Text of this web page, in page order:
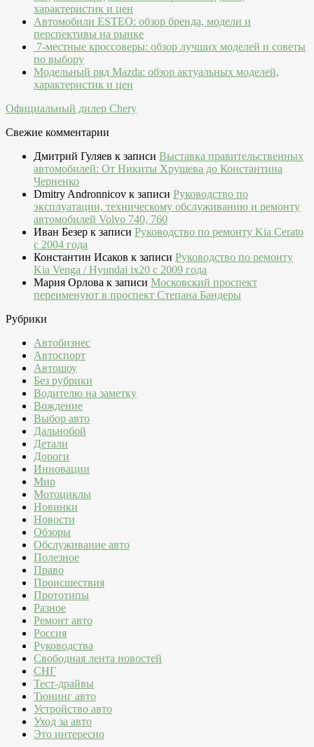
характеристик и цен
Автомобили ESTEO: обзор бренда, модели и
перспективы на рынке
7-местные кроссоверы: обзор лучших моделей и советы
по выбору
Модельный ряд Mazda: обзор актуальных моделей,
характеристик и цен
Официальный дилер Chery
Свежие комментарии
Дмитрий Гуляев к записи Выставка правительственных
автомобилей: От Никиты Хрущева до Константина
Черненко
Dmitry Andronnicov к записи Руководство по
эксплуатации, техническому обслуживанию и ремонту
автомобилей Volvo 740, 760
Иван Безер к записи Руководство по ремонту Kia Cerato
c 2004 года
Константин Исаков к записи Руководство по ремонту
Kia Venga / Hyundai ix20 c 2009 года
Мария Орлова к записи Московский проспект
переименуют в проспект Степана Бандеры
Рубрики
Автобизнес
Автоспорт
Автошоу
Без рубрики
Водителю на заметку
Вождение
Выбор авто
Дальнобой
Детали
Дороги
Инновации
Мир
Мотоциклы
Новинки
Новости
Обзоры
Обслуживание авто
Полезное
Право
Происшествия
Прототипы
Разное
Ремонт авто
Россия
Руководства
Свободная лента новостей
СНГ
Тест-драйвы
Тюнинг авто
Устройство авто
Уход за авто
Это интересно